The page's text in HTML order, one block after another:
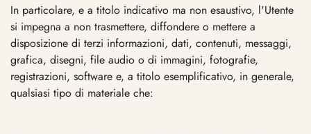
In particolare, e a titolo indicativo ma non esaustivo, l'Utente
si impegna a non trasmettere, diffondere o mettere a
disposizione di terzi informazioni, dati, contenuti, messaggi,
grafica, disegni, file audio o di immagini, fotografie,
registrazioni, software e, a titolo esemplificativo, in generale,
qualsiasi tipo di materiale che: